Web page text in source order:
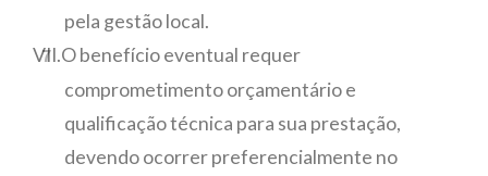
pela gestão local.
O benefício eventual requer
comprometimento orçamentário e
qualificação técnica para sua prestação,
devendo ocorrer preferencialmente no